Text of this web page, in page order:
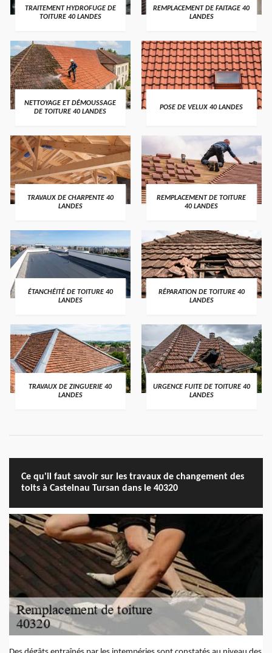
TRAITEMENT HYDROFUGE DE
TOITURE 40 LANDES
REMPLACEMENT DE FAITAGE 40
LANDES
NETTOYAGE ET DÉMOUSSAGE
DE TOITURE 40 LANDES
POSE DE VELUX 40 LANDES
TRAVAUX DE CHARPENTE 40
LANDES
REMPLACEMENT DE TOITURE
40 LANDES
ÉTANCHÉITÉ DE TOITURE 40
LANDES
RÉPARATION DE TOITURE 40
LANDES
TRAVAUX DE ZINGUERIE 40
LANDES
URGENCE FUITE DE TOITURE 40
LANDES
Ce qu'il faut savoir sur les travaux de changement des
toits à Castelnau Tursan dans le 40320